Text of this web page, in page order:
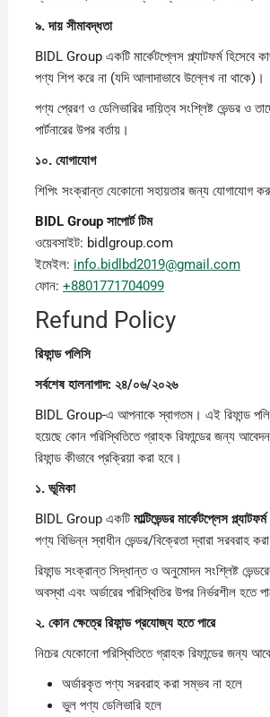
৯.দায়সীমাবদ্ধতা
BIDL Group একটি মার্কেটপ্লেস প্ল্যাটফর্ম হিসেবে
পণ্য শিপ করে না (যদি আলাদাভাবে উল্লেখ না থাকে)।
পণ্য প্রেরণ ও ডেলিভারির দায়িত্ব সংশ্লিষ্ট ভেন্ডর ও
পার্টনারের উপর বর্তায়।
১০. যোগাযোগ
শিপিং সংক্রান্ত যেকোনো সহায়তার জন্য যোগাযোগ
BIDL Group সাপোর্টটিম
ওয়েবসাইট: bidlgroup.com
ইমেইল: info.bidlbd2019@gmail.com
ফোন: +8801771704099
Refund Policy
রিফান্ডপলিসি
সর্বশেষহালনাগাদ: ২৪/০৬/২০২৬
BIDL Group-এ আপনাকে স্বাগতম। এই রিফান্ড
হয়েছে কোন পরিস্থিতিতে গ্রাহক রিফান্ডের জন্য
রিফান্ড কীভাবে প্রক্রিয়া করা হবে।
১. ভূমিকা
BIDL Group একটি মাল্টিভেন্ডরমার্কেটপ্লেসপ্ল্যাটফর্ম
পণ্য বিভিন্ন স্বাধীন ভেন্ডর/বিক্রেতা দ্বারা সরবরাহ
রিফান্ড সংক্রান্ত সিদ্ধান্ত ও অনুমোদন সংশ্লিষ্ট
অবস্থা এবং অর্ডারের পরিস্থিতির উপর নির্ভরশীল হতে
২. কোনক্ষেত্রেরিফান্ডপ্রযোজ্যহতেপারে
নিচের যেকোনো পরিস্থিতিতে গ্রাহক রিফান্ডের জন্য
অর্ডারকৃত পণ্য সরবরাহ করা সম্ভব না হলে
ভুল পণ্য ডেলিভারি হলে